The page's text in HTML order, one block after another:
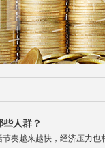
人群？
奏越来越快，经济压力